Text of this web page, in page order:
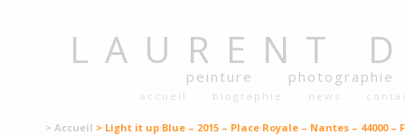
LAURENT
peinture photographie
accueil biographie news
> Accueil > Light it up Blue – 2015 – Place Royale – Nantes – 44000 –